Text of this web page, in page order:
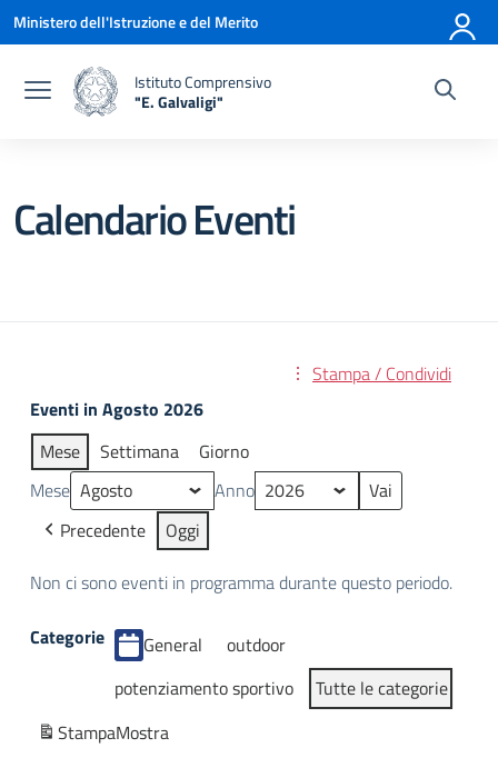
Vai ai contenuti
Vai al menu di navigazione
Vai al footer
Ministero dell'Istruzione e del Merito
Istituto Comprensivo
"E. Galvaligi"
— Visita la pagina iniziale della scuola
Calendario Eventi
Stampa / Condividi
Eventi in Agosto 2026
Mese
Settimana
Giorno
Mese
Anno
Precedente
Oggi
Non ci sono eventi in programma durante questo periodo.
Categorie General
outdoor
potenziamento sportivo
Tutte le categorie
StampaMostra